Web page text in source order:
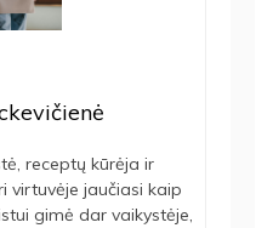
receptų kūrėja ir
virtuvėje jaučiasi kaip
gimė dar vaikystėje,